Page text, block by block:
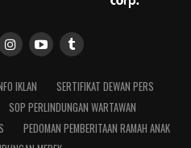
IKLAN
SERTIFIKAT DEWAN PERS
SOP PERLINDUNGAN WARTAWAN
PEDOMAN PEMBERITAAN RAMAH ANAK